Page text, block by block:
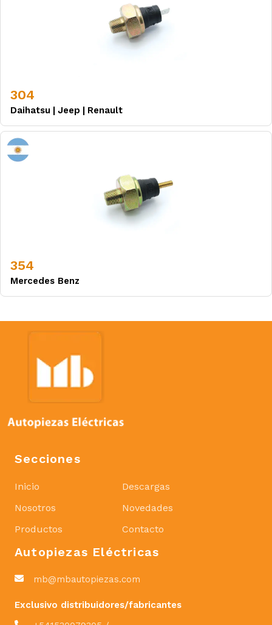
304
Daihatsu | Jeep | Renault
354
Mercedes Benz
Secciones
Inicio
Nosotros
Productos
Descargas
Novedades
Contacto
Autopiezas Eléctricas
mb@mbautopiezas.com
Exclusivo distribuidores/fabricantes